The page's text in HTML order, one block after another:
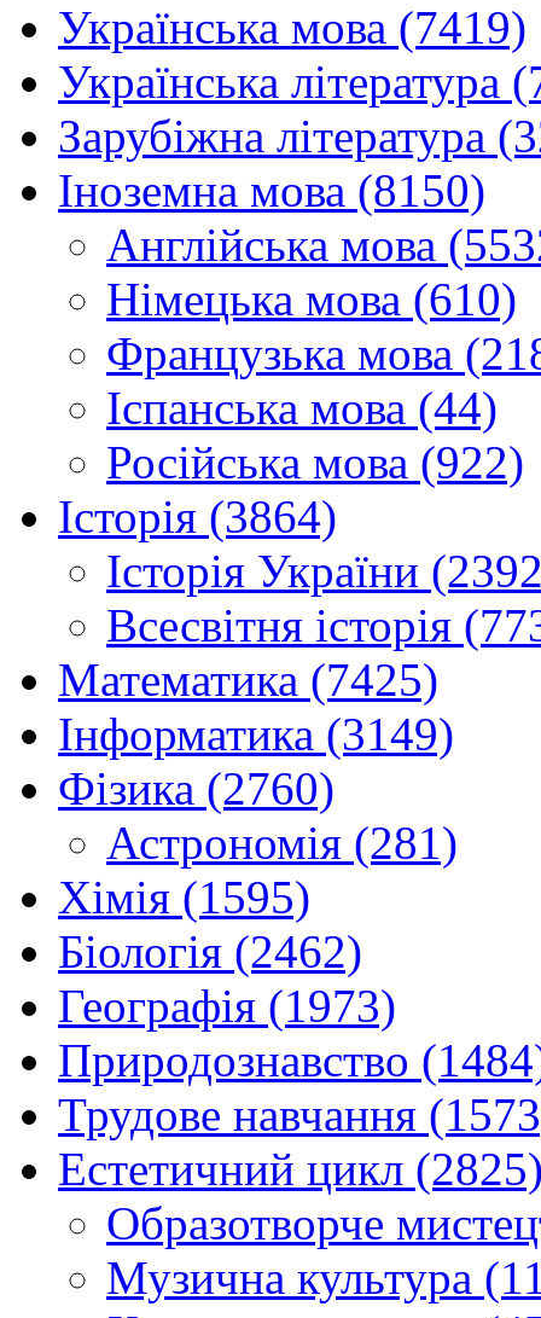
Українська мова (7419)
Українська література
Зарубіжна література
Іноземна мова (8150)
Англійська мова
Німецька мова (610)
Французька мова
Іспанська мова (44)
Російська мова (922)
Історія (3864)
Історія України
Всесвітня історія
Математика (7425)
Інформатика (3149)
Фізика (2760)
Астрономія (281)
Хімія (1595)
Біологія (2462)
Географія (1973)
Природознавство
Трудове навчання
Естетичний цикл
Образотворче
Музична культура